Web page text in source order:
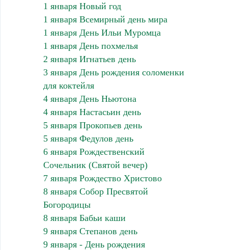
1 января Новый год
1 января Всемирный день мира
1 января День Ильи Муромца
1 января День похмелья
2 января Игнатьев день
3 января День рождения соломенки
для коктейля
4 января День Ньютона
4 января Настасьин день
5 января Прокопьев день
5 января Федулов день
6 января Рождественский
Сочельник (Святой вечер)
7 января Рождество Христово
8 января Собор Пресвятой
Богородицы
8 января Бабьи каши
9 января Степанов день
9 января - День рождения